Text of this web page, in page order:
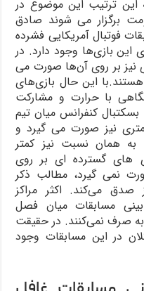
ترتیب این موضوع در
برگزار می شوند صادق
فوتبال آمریکایی فشرده
این بازی‌ها وجود دارد. در
نیز بر روی آن‌ها صورت می
هستند.با این حال بازی‌های
با حرارت و مشارکت
کنفرانس میان تیم
نیز صورت می گیرد و
به همان نسبت نیز کمتر
های گسترده ای بر روی
نمی گیرد، مطالب ذکر
صدق می‌کند. اکثر مراکز
مسابقات میان فصل
صرف نمی‌کنند. در حقیقت
در این مسابقات وجود